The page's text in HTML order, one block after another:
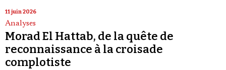
11 juin 2026
Analyses
Morad El Hattab, de la quête de
reconnaissance à la croisade
complotiste